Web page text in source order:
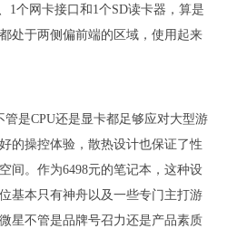
1个网卡接口和1个SD读卡器，算是
处于两侧偏前端的区域，使用起来
是CPU还是显卡都足够应对大型游
的操控体验，散热设计也保证了性
间。作为6498元的笔记本，这种设
基本只有神舟以及一些专门主打游
星不管是品牌号召力还是产品素质